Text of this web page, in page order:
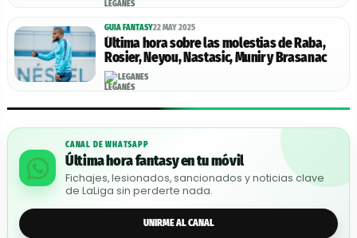
GUIA FANTASY22 MAY 2025
Última hora sobre las molestias de Raba,
Rosier, Neyou, Nastasic, Munir y Brasanac
LEGANÉS
CANAL DE WHATSAPP
Última hora fantasy en tu móvil
Fichajes, lesionados, sancionados y noticias clave
de LaLiga sin perderte nada.
UNIRME AL CANAL